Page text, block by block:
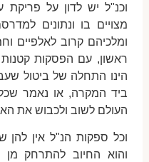
וכנ"ל יש לדון על פריקת
מצויים בו ונתונים
ומלכיהם קרוב לאלפיים
ראשון, עם הפסקות קטנות
הינו התחלה של ביטול
ביד המקרה, או נאמר שכל
העולם לשוב ולכבוש את
וכל ספקות הנ"ל אין להן
והוא החיוב להתרחק